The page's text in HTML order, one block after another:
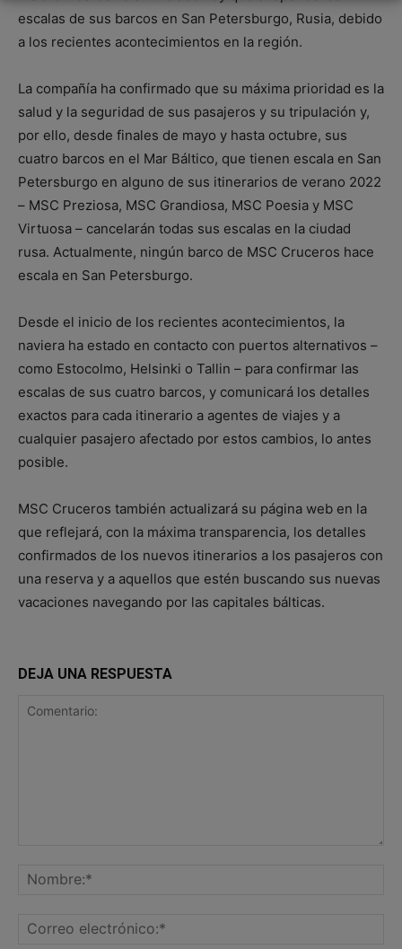
escalas de sus barcos en San Petersburgo, Rusia, debido
a los recientes acontecimientos en la región.
La compañía ha confirmado que su máxima prioridad es la
salud y la seguridad de sus pasajeros y su tripulación y,
por ello, desde finales de mayo y hasta octubre, sus
cuatro barcos en el Mar Báltico, que tienen escala en San
Petersburgo en alguno de sus itinerarios de verano 2022
– MSC Preziosa, MSC Grandiosa, MSC Poesia y MSC
Virtuosa – cancelarán todas sus escalas en la ciudad
rusa. Actualmente, ningún barco de MSC Cruceros hace
escala en San Petersburgo.
Desde el inicio de los recientes acontecimientos, la
naviera ha estado en contacto con puertos alternativos –
como Estocolmo, Helsinki o Tallin – para confirmar las
escalas de sus cuatro barcos, y comunicará los detalles
exactos para cada itinerario a agentes de viajes y a
cualquier pasajero afectado por estos cambios, lo antes
posible.
MSC Cruceros también actualizará su página web en la
que reflejará, con la máxima transparencia, los detalles
confirmados de los nuevos itinerarios a los pasajeros con
una reserva y a aquellos que estén buscando sus nuevas
vacaciones navegando por las capitales bálticas.
DEJA UNA RESPUESTA